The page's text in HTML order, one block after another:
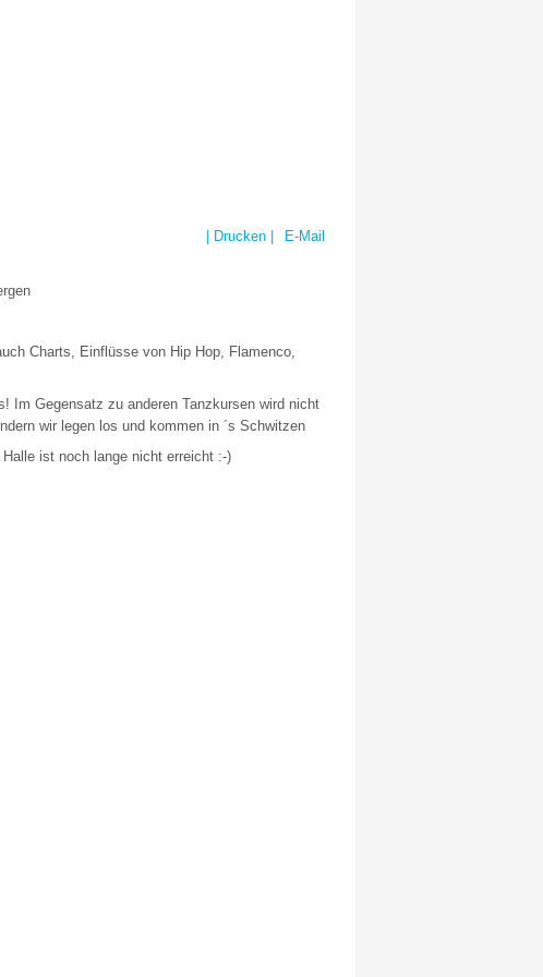
| Drucken | E-Mail
Charts, Einflüsse von Hip Hop, Flamenco,
Im Gegensatz zu anderen Tanzkursen wird nicht
wir legen los und kommen in ´s Schwitzen
ist noch lange nicht erreicht :-)